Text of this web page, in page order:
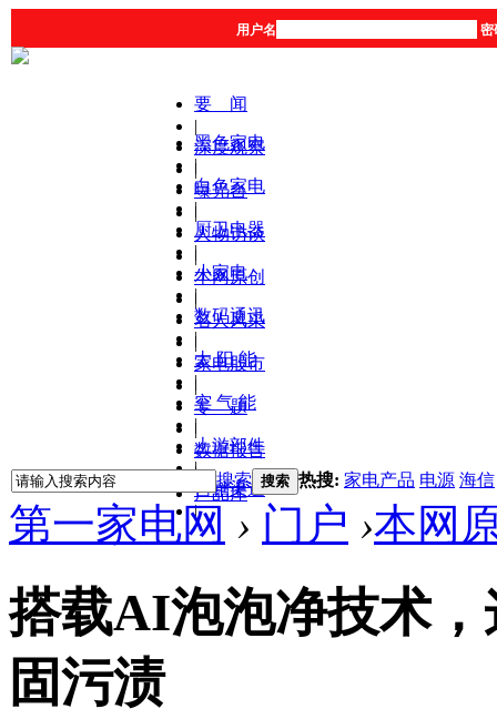
用户名 密
要 闻
|
深度观察
|
曝光台
|
人物访谈
|
本网原创
|
名人风采
|
家电股市
|
专 题
|
数据报告
|
产品库
黑色家电
|
白色家电
|
厨卫电器
|
小家电
|
数码通讯
|
太 阳 能
|
空 气 能
|
上游部件
|
营销渠道
|
搜索 搜索 热搜: 家电产品 电源 海信
第一家电网 › 门户 ›本网
搭载AI泡泡净技术
固污渍